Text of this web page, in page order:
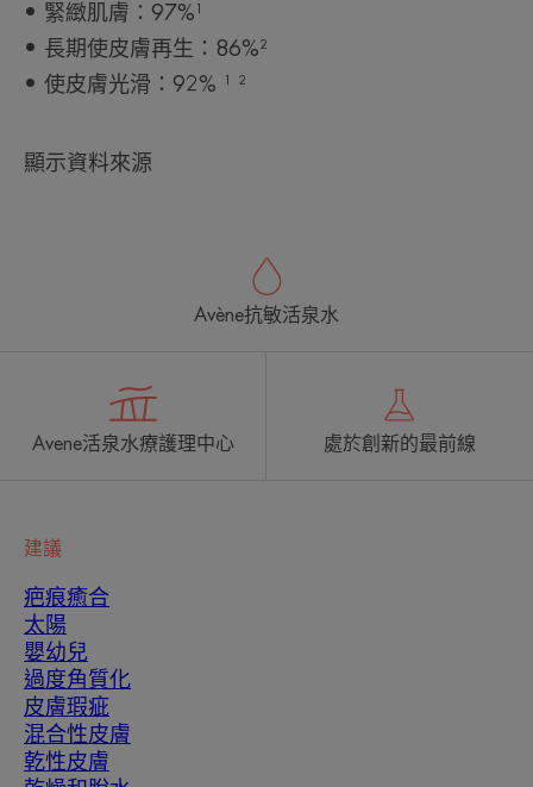
• 緊緻肌膚：97%¹
• 長期使皮膚再生：86%²
• 使皮膚光滑：92% ¹ ²
顯示資料來源
Avène抗敏活泉水
Avene活泉水療護理中心 處於創新的最前線
建議
疤痕癒合
太陽
嬰幼兒
過度角質化
皮膚瑕疵
混合性皮膚
乾性皮膚